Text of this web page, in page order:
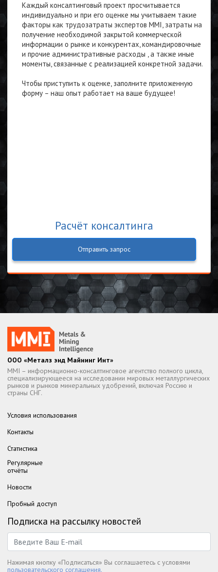
Каждый консалтинговый проект просчитывается
индивидуально и при его оценке мы учитываем такие
факторы как трудозатраты экспертов MMI, затраты на
получение необходимой закрытой коммерческой
информации о рынке и конкурентах, командировочные
и прочие административные расходы , а также иные
моменты, связанные с реализацией конкретной задачи.
Чтобы приступить к оценке, заполните приложенную
форму – наш опыт работает на ваше будущее!
Расчёт консалтинга
Отправить запрос
ООО «Металз энд Майнинг Инт»
MMI – информационно-консалтинговое агентство полного цикла,
специализирующееся на исследовании мировых металлургических
рынков и рынков минеральных удобрений, включая Россию и
страны СНГ.
Условия использования
Контакты
Статистика
Регулярные
отчёты
Новости
Пробный доступ
Подписка на рассылку новостей
Нажимая кнопку «Подписаться» Вы соглашаетесь с условями
пользовательского соглашения.